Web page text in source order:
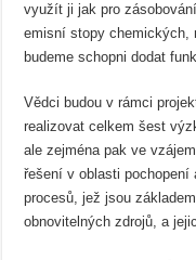
využít ji jak pro
emisní stopy chemických,
budeme schopni dodat
Vědci budou v rámci
realizovat celkem šest
ale zejména pak ve
řešení v oblasti
procesů, jež jsou
obnovitelných zdrojů, a